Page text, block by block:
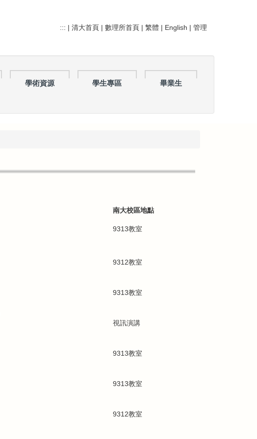
::: | 清大首頁 | 數理所首頁 | 繁體 | English | 管理
學術資源 學生專區 畢業生
南大校區地點
9313教室
9312教室
9313教室
視訊演講
9313教室
9313教室
9312教室